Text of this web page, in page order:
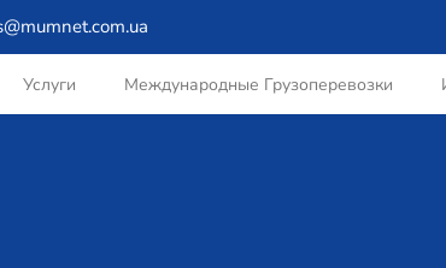
Услуги Международные Грузоперевозки